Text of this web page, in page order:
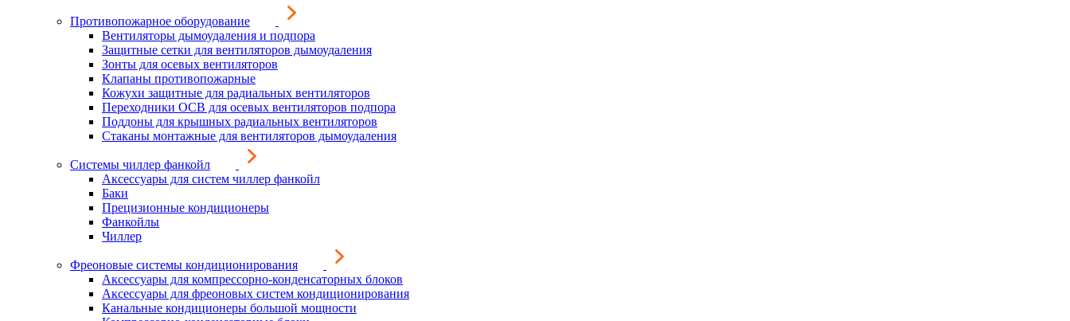
Противопожарное оборудование
Вентиляторы дымоудаления и подпора
Защитные сетки для вентиляторов дымоудаления
Зонты для осевых вентиляторов
Клапаны противопожарные
Кожухи защитные для радиальных вентиляторов
Переходники ОСВ для осевых вентиляторов подпора
Поддоны для крышных радиальных вентиляторов
Стаканы монтажные для вентиляторов дымоудаления
Системы чиллер фанкойл
Аксессуары для систем чиллер фанкойл
Баки
Прецизионные кондиционеры
Фанкойлы
Чиллер
Фреоновые системы кондиционирования
Аксессуары для компрессорно-конденсаторных блоков
Аксессуары для фреоновых систем кондиционирования
Канальные кондиционеры большой мощности